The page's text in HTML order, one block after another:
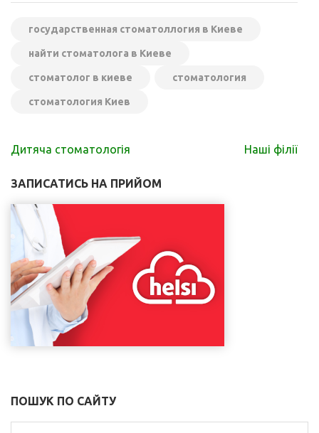
государственная стоматоллогия в Киеве
найти стоматолога в Киеве
стоматолог в киеве стоматология
стоматология Киев
Навігація
Дитяча стоматологія Наші філії
ЗАПИСАТИСЬ НА ПРИЙОМ
ПОШУК ПО САЙТУ